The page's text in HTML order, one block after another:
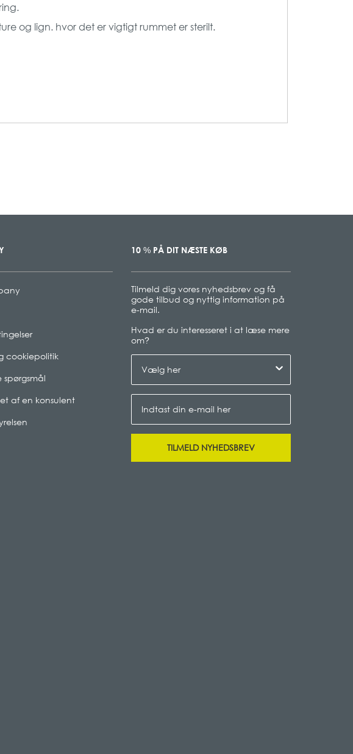
og lign. hvor det er vigtigt rummet er sterilt.
cookiepolitik
spørgsmål
af en konsulent
10 %PÅ DIT NÆSTE KØB
Tilmeld dig vores nyhedsbrev og få
gode tilbud og nyttig information på
e-mail.
Hvad er du interesseret i at læse mere
om?
TILMELD NYHEDSBREV